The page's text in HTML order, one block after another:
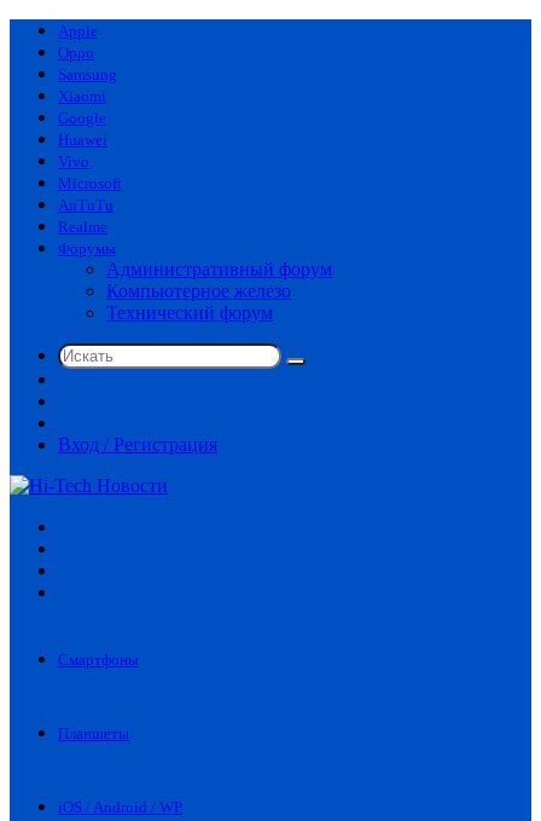
Apple
Oppo
Samsung
Xiaomi
Google
Huawei
Vivo
Microsoft
AnTuTu
Realme
Форумы
Административный форум
Компьютерное железо
Технический форум
Искать
статья
Вход / Регистрация
Смартфоны
Планшеты
iOS / Android / WP